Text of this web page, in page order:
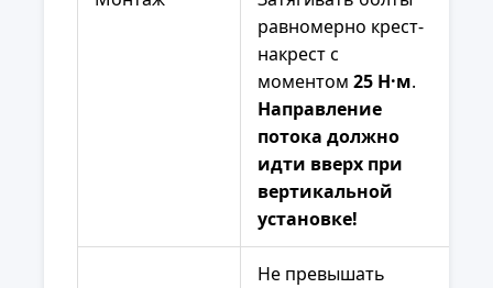
равномерно крест-
накрест с
моментом 25 Н·м.
Направление
потока должно
идти вверх при
вертикальной
установке!
Не превышать